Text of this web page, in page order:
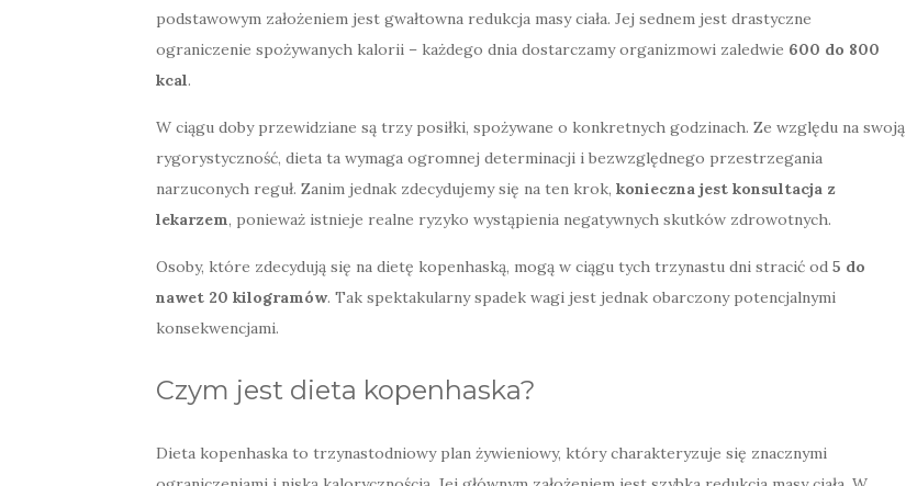
podstawowym założeniem jest gwałtowna redukcja masy ciała. Jej sednem jest drastyczne
ograniczenie spożywanych kalorii – każdego dnia dostarczamy organizmowi zaledwie 600 do 800
kcal.
W ciągu doby przewidziane są trzy posiłki, spożywane o konkretnych godzinach. Ze względu na swoją
rygorystyczność, dieta ta wymaga ogromnej determinacji i bezwzględnego przestrzegania
narzuconych reguł. Zanim jednak zdecydujemy się na ten krok, konieczna jest konsultacja z
lekarzem, ponieważ istnieje realne ryzyko wystąpienia negatywnych skutków zdrowotnych.
Osoby, które zdecydują się na dietę kopenhaską, mogą w ciągu tych trzynastu dni stracić od 5 do
nawet 20 kilogramów. Tak spektakularny spadek wagi jest jednak obarczony potencjalnymi
konsekwencjami.
Czym jest dieta kopenhaska?
Dieta kopenhaska to trzynastodniowy plan żywieniowy, który charakteryzuje się znacznymi